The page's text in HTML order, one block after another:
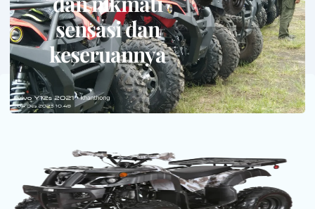
sensasi dan
keseruannya